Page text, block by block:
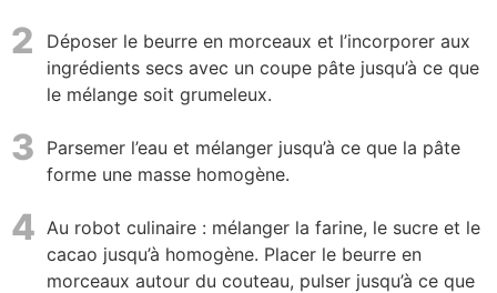
2
Déposer le beurre en morceaux et l’incorporer aux
ingrédients secs avec un coupe pâte jusqu’à ce que
le mélange soit grumeleux.
3
Parsemer l’eau et mélanger jusqu’à ce que la pâte
forme une masse homogène.
4 Au robot culinaire : mélanger la farine, le sucre et le
cacao jusqu’à homogène. Placer le beurre en
morceaux autour du couteau, pulser jusqu’à ce que